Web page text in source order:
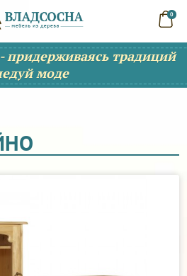
0
придерживаясь традиций
моде